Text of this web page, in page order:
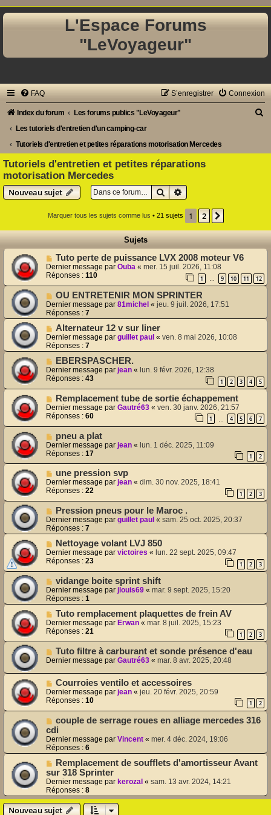
L'Espace Forums
"LeVoyageur"
FAQ Connexion
S’enregistrer
Index du forum
Les forums publics "LeVoyageur"
Les tutoriels d'entretien d'un camping-car
Tutoriels d'entretien et petites réparations motorisation Mercedes
e
Tutoriels d'entretien et petites réparations
motorisation Mercedes
Nouveau sujet
RechercherRecherche avancée
Marquer tous les sujets comme lus • 21 sujets 1 2
Sujets
Tuto perte de puissance LVX 2008 moteur V6
Dernier message par Ouba « mer. 15 juil. 2026, 11:08
Réponses : 110 1 … 9 10 11 12
OU ENTRETENIR MON SPRINTER
Dernier message par 81michel « jeu. 9 juil. 2026, 17:51
Réponses : 7
Alternateur 12 v sur liner
Dernier message par guillet paul « ven. 8 mai 2026, 10:08
Réponses : 7
EBERSPASCHER.
Dernier message par jean « lun. 9 févr. 2026, 12:38
Réponses : 43 1 2 3 4 5
Remplacement tube de sortie échappement
Dernier message par Gautré63 « ven. 30 janv. 2026, 21:57
Réponses : 60 1 4 5 6 7
pneu a plat
Dernier message par jean « lun. 1 déc. 2025, 11:09
Réponses : 17 1 2
une pression svp
Dernier message par jean « dim. 30 nov. 2025, 18:41
Réponses : 22 1 2 3
Pression pneus pour le Maroc .
Dernier message par guillet paul « sam. 25 oct. 2025, 20:37
Réponses : 7
Nettoyage volant LVJ 850
Dernier message par victoires « lun. 22 sept. 2025, 09:47
Réponses : 23 1 2 3
vidange boite sprint shift
Dernier message par jlouis69 « mar. 9 sept. 2025, 15:20
Réponses : 1
Tuto remplacement plaquettes de frein AV
Dernier message par Erwan « mar. 8 juil. 2025, 15:23
Réponses : 21 1 2 3
Tuto filtre à carburant et sonde présence d'eau
Dernier message par Gautré63 « mar. 8 avr. 2025, 20:48
Courroies ventilo et accessoires
Dernier message par jean « jeu. 20 févr. 2025, 20:59
Réponses : 10 1 2
couple de serrage roues en alliage mercedes 316
cdi
Dernier message par Vincent « mer. 4 déc. 2024, 19:06
Réponses : 6
Remplacement de soufflets d'amortisseur Avant
sur 318 Sprinter
Dernier message par kerozal « sam. 13 avr. 2024, 14:21
Réponses : 8
Nouveau sujet